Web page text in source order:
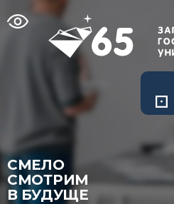
СМЕЛО
СМОТРИМ
В БУДУЩЕ